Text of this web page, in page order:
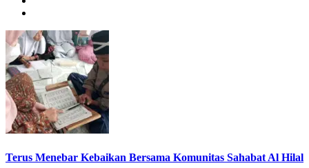
Terus Menebar Kebaikan Bersama Komunitas Sahabat Al Hilal